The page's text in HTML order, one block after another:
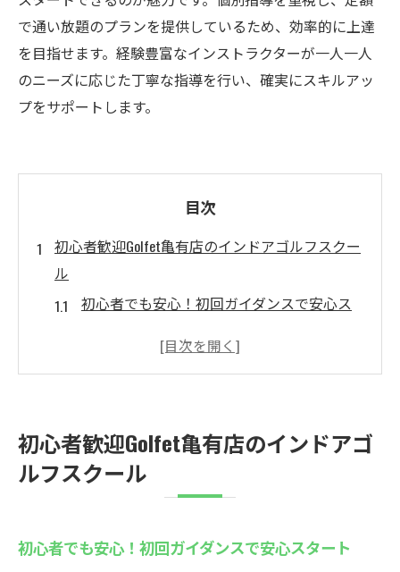
で通い放題のプランを提供しているため、効率的に上達
を目指せます。経験豊富なインストラクターが一人一人
のニーズに応じた丁寧な指導を行い、確実にスキルアッ
プをサポートします。
目次
初心者歓迎Golfet亀有店のインドアゴルフスクー
ル
初心者でも安心！初回ガイダンスで安心ス
初めてのスイングはお任せ！基礎から学ぶ
ゴルフの基礎知識を楽しく学べるクラス紹
介
一人ひとりに合ったレベル別カリキュラム
初心者が抱える不安を解消するサポート体
制
初心者歓迎Golfet亀有店のインドアゴ
ルフスクール
初心者でも安心！初回ガイダンスで安心スタート